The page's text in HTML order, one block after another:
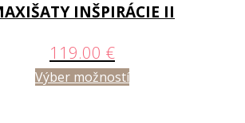
INŠPIRÁCIE II
119.00 €
Výber možností